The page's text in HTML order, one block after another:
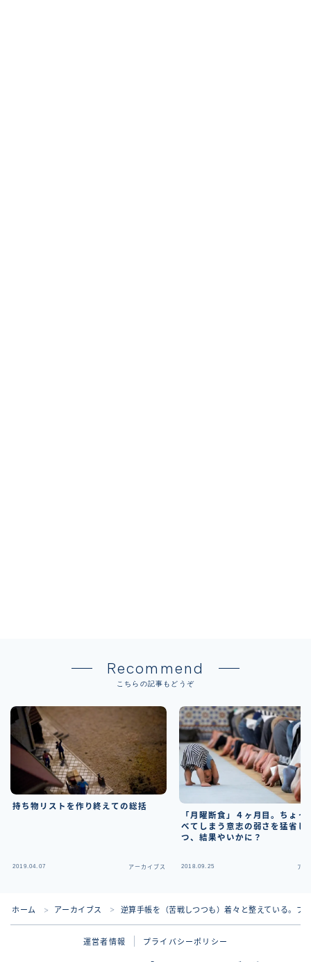
Recommend
こちらの記事もどうぞ
持ち物リストを作り終えての総括
2019.04.07 アーカイブス
「月曜断食」４ヶ月目。ちょっ
べてしまう意志の弱さを猛省し
つ、結果やいかに？
2018.09.25 アー
ホーム ＞ アーカイブス ＞ 逆算手帳を（苦戦しつつも）着々と整えている。プ
運営者情報 プライバシーポリシー